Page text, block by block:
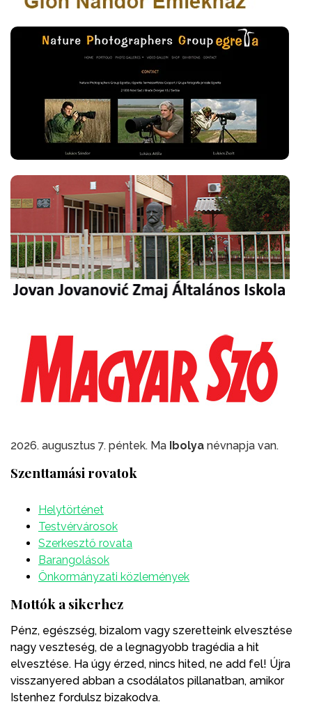
2026. augusztus 7. péntek. Ma Ibolya névnapja van.
Szenttamási rovatok
Helytörténet
Testvérvárosok
Szerkesztő rovata
Barangolások
Önkormányzati közlemények
Mottók a sikerhez
Pénz, egészség, bizalom vagy szeretteink elvesztése
nagy veszteség, de a legnagyobb tragédia a hit
elvesztése. Ha úgy érzed, nincs hited, ne add fel! Újra
visszanyered abban a csodálatos pillanatban, amikor
Istenhez fordulsz bizakodva.